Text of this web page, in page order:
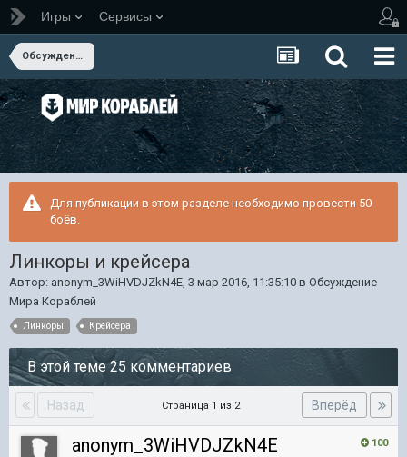
Игры Сервисы
Обсуждение Мира Кораблей
Для публикации в этом разделе необходимо провести 50
боёв.
Линкоры и крейсера
Автор: anonym_3WiHVDJZkN4E, 3 мар 2016, 11:35:10 в Обсуждение
Мира Кораблей
Линкоры Крейсера
В этой теме 25 комментариев
Назад Вперёд
Страница 1 из 2
100
anonym_3WiHVDJZkN4E